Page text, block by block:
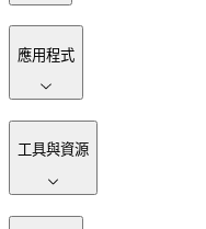
應用程式
工具與資源